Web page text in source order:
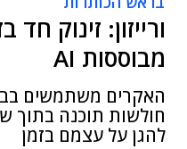
ורייזון: זינוק חד
מבוססות AI
האקרים משתמשים
חולשות תוכנה בתוך
להגן על עצמם בזמן